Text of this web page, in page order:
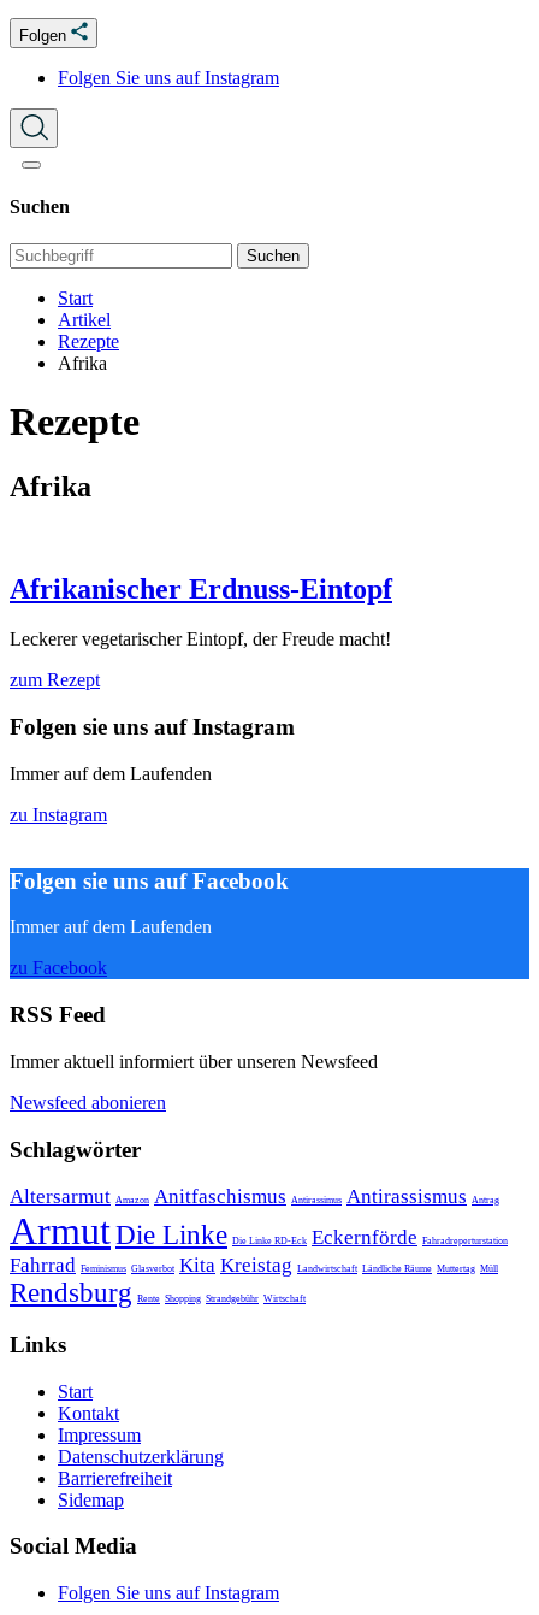
Folgen
Folgen Sie uns auf Instagram
Suchen
Suchen
Start
Artikel
Rezepte
Afrika
Rezepte
Afrika
Afrikanischer Erdnuss-Eintopf
Leckerer vegetarischer Eintopf, der Freude macht!
zum Rezept
Folgen sie uns auf Instagram
Immer auf dem Laufenden
zu Instagram
Folgen sie uns auf Facebook
Immer auf dem Laufenden
zu Facebook
RSS Feed
Immer aktuell informiert über unseren Newsfeed
Newsfeed abonieren
Schlagwörter
Altersarmut Amazon Anitfaschismus Antirassimus Antirassismus Antrag
ArmutDie Linke Die Linke RD-Eck Eckernförde Fahradreperturstation
Fahrrad Feminismus Glasverbot Kita Kreistag Landwirtschaft Ländliche Räume Muttertag Müll
Rendsburg Rente Shopping Strandgebühr Wirtschaft
Links
Start
Kontakt
Impressum
Datenschutzerklärung
Barrierefreiheit
Sidemap
Social Media
Folgen Sie uns auf Instagram